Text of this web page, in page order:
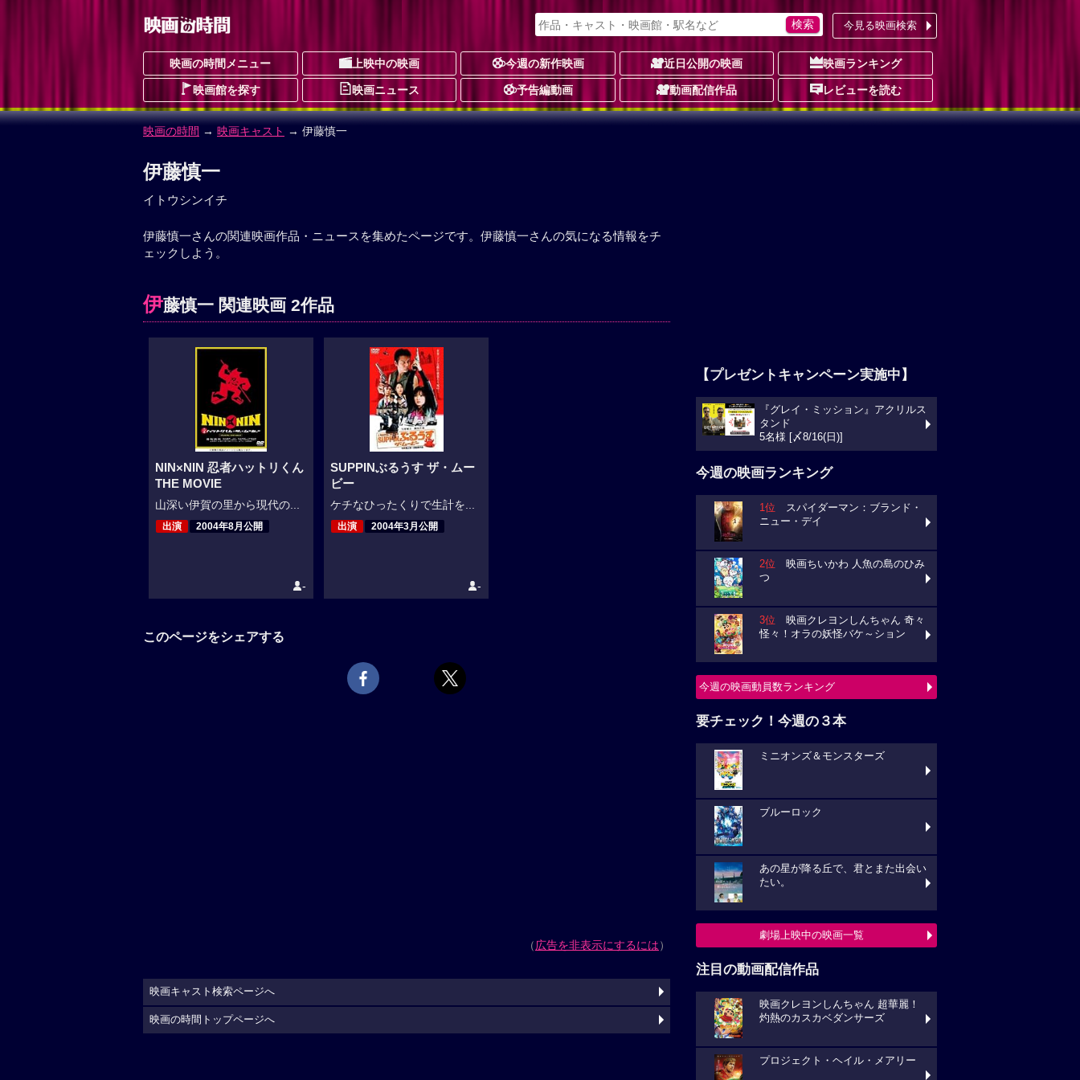
今見る映画検索
映画の時間メニュー 上映中の映画 今週の新作映画 近日公開の映画 映画ランキング
映画館を探す 映画ニュース 予告編動画 動画配信作品 レビューを読む
映画の時間 → 映画キャスト → 伊藤慎一
伊藤慎一
イトウシンイチ
伊藤慎一さんの関連映画作品・ニュースを集めたページです。伊藤慎一さんの気になる情報をチ
ェックしよう。
伊藤慎一 関連映画 2作品
NIN×NIN 忍者ハットリくん
THE MOVIE
山深い伊賀の里から現代の...
出演 2004年8月公開
-
SUPPINぶるうす ザ・ムー
ビー
ケチなひったくりで生計を...
出演 2004年3月公開
-
このページをシェアする
（広告を非表示にするには）
【プレゼントキャンペーン実施中】
『グレイ・ミッション』アクリルス
タンド
5名様 [〆8/16(日)]
今週の映画ランキング
1位 スパイダーマン：ブランド・
ニュー・デイ
2位 映画ちいかわ 人魚の島のひみ
つ
3位 映画クレヨンしんちゃん 奇々
怪々！オラの妖怪バケ～ション
今週の映画動員数ランキング
要チェック！今週の３本
ミニオンズ＆モンスターズ
ブルーロック
あの星が降る丘で、君とまた出会い
たい。
劇場上映中の映画一覧
注目の動画配信作品
映画クレヨンしんちゃん 超華麗！
灼熱のカスカベダンサーズ
プロジェクト・ヘイル・メアリー
映画キャスト検索ページへ
映画の時間トップページへ